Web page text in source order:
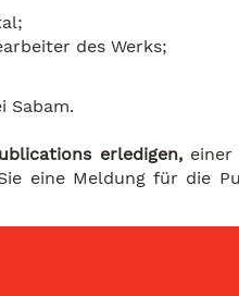
des Werks;
Sabam.
erledigen,einer
eine Meldung für die